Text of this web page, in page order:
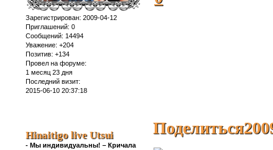
Зарегистрирован: 2009-04-12
Приглашений: 0
Сообщений: 14494
Уважение: +204
Позитив: +134
Провел на форуме:
1 месяц 23 дня
Последний визит:
2015-06-10 20:37:18
Поделиться
Hinaitigo live Utsui
- Мы индивидуальны! – Кричала